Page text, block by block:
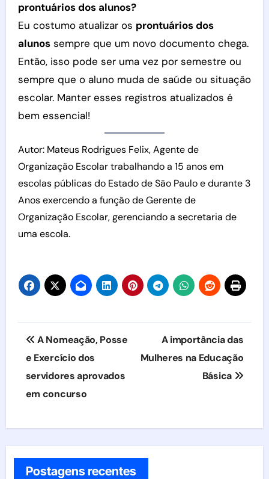
prontuários dos alunos?
Eu costumo atualizar os prontuários dos
alunossempre que um novo documento chega.
Então, isso pode ser uma vez por semestre ou
sempre que o aluno muda de saúde ou situação
escolar. Manter esses registros atualizados é
bem essencial!
Autor: Mateus Rodrigues Felix, Agente de
Organização Escolar trabalhando a 15 anos em
escolas públicas do Estado de São Paulo e durante 3
Anos exercendo a função de Gerente de
Organização Escolar, gerenciando a secretaria de
uma escola.
Navegação
de
Post
A Nomeação, Posse
e Exercício dos
servidores aprovados
em concurso
A importância das
Mulheres na Educação
Básica
Postagens recentes